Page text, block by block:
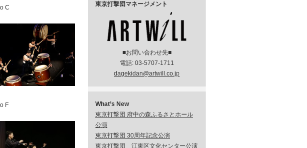
C
F
東京打撃団マネージメント
■お問い合わせ先■
電話: 03-5707-1711
dagekidan@artwill.co.jp
What’s New
東京打撃団 府中の森ふるさとホール
公演
東京打撃団 30周年記念公演
東京打撃団 江東区文化センター公演